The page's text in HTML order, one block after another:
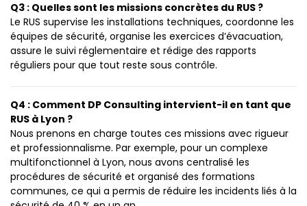
Q3 : Quelles sont les missions concrètes du RUS ?
Le RUS supervise les installations techniques, coordonne les
équipes de sécurité, organise les exercices d’évacuation,
assure le suivi réglementaire et rédige des rapports
réguliers pour que tout reste sous contrôle.
Q4 : Comment DP Consulting intervient-il en tant que
RUS à Lyon ?
Nous prenons en charge toutes ces missions avec rigueur
et professionnalisme. Par exemple, pour un complexe
multifonctionnel à Lyon, nous avons centralisé les
procédures de sécurité et organisé des formations
communes, ce qui a permis de réduire les incidents liés à la